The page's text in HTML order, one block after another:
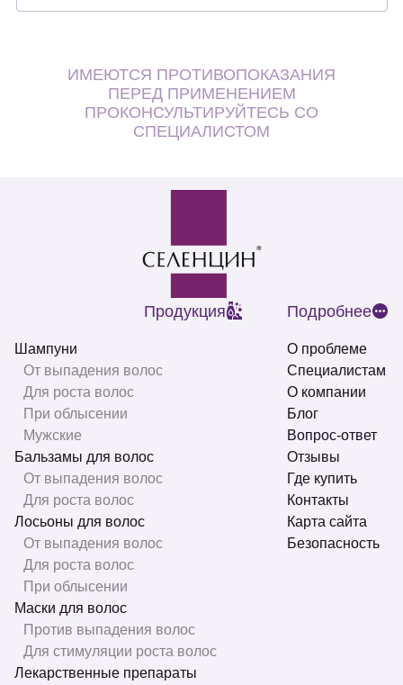
ИМЕЮТСЯ ПРОТИВОПОКАЗАНИЯ
ПЕРЕД ПРИМЕНЕНИЕМ
ПРОКОНСУЛЬТИРУЙТЕСЬ СО
СПЕЦИАЛИСТОМ
Продукция
Шампуни
От выпадения волос
Для роста волос
При облысении
Мужские
Бальзамы для волос
От выпадения волос
Для роста волос
Лосьоны для волос
От выпадения волос
Для роста волос
При облысении
Маски для волос
Против выпадения волос
Для стимуляции роста волос
Лекарственные препараты
Подробнее
О проблеме
Специалистам
О компании
Блог
Вопрос-ответ
Отзывы
Где купить
Контакты
Карта сайта
Безопасность